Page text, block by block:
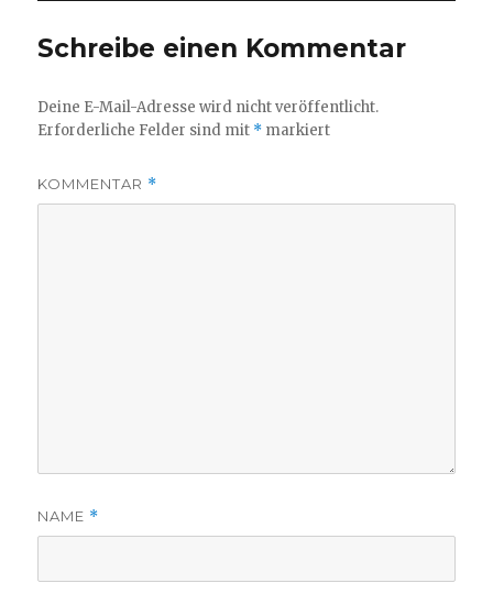
Schreibe einen Kommentar
Deine E-Mail-Adresse wird nicht veröffentlicht.
Erforderliche Felder sind mit * markiert
KOMMENTAR *
NAME *